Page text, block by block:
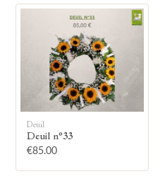
bougie
à la famille en
une bougie.
Deuil
Deuil n°33
€85.00